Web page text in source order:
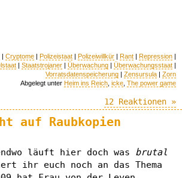
| Cryptome | Polizeistaat | Polizeiwillkür | Rant | Repression |
| Staatstrojaner | Überwachung | Überwachungsstaat |
Vorratsdatenspeicherung | Zensursula | Zorn
Abgelegt unter Heim ins Reich icke The power game
12 Reaktionen »
auf Raubkopien
läuft hier doch was brutal
ihr euch noch an das Thema